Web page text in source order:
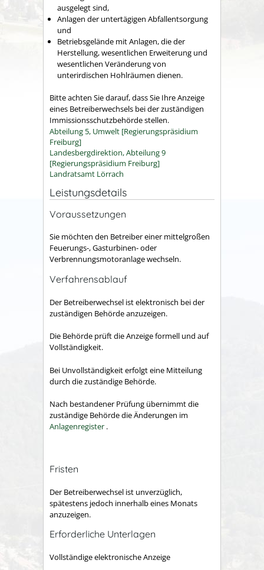
ausgelegt sind,
Anlagen der untertägigen Abfallentsorgung
und
Betriebsgelände mit Anlagen, die der
Herstellung, wesentlichen Erweiterung und
wesentlichen Veränderung von
unterirdischen Hohlräumen dienen.
Bitte achten Sie darauf, dass Sie Ihre Anzeige
eines Betreiberwechsels bei der zuständigen
Immissionsschutzbehörde stellen.
Abteilung 5, Umwelt [Regierungspräsidium
Freiburg]
Landesbergdirektion, Abteilung 9
[Regierungspräsidium Freiburg]
Landratsamt Lörrach
Leistungsdetails
Voraussetzungen
Sie möchten den Betreiber einer mittelgroßen
Feuerungs-, Gasturbinen- oder
Verbrennungsmotoranlage wechseln.
Verfahrensablauf
Der Betreiberwechsel ist elektronisch bei der
zuständigen Behörde anzuzeigen.
Die Behörde prüft die Anzeige formell und auf
Vollständigkeit.
Bei Unvollständigkeit erfolgt eine Mitteilung
durch die zuständige Behörde.
Nach bestandener Prüfung übernimmt die
zuständige Behörde die Änderungen im
Anlagenregister .
Fristen
Der Betreiberwechsel ist unverzüglich,
spätestens jedoch innerhalb eines Monats
anzuzeigen.
Erforderliche Unterlagen
Vollständige elektronische Anzeige